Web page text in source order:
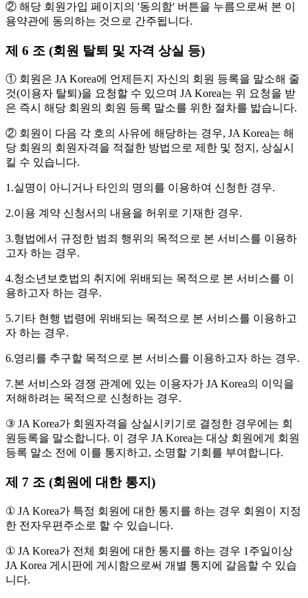
② 해당 회원가입 페이지의 '동의함' 버튼을 누름으로써 본 이
용약관에 동의하는 것으로 간주됩니다.
제 6 조 (회원 탈퇴 및 자격 상실 등)
① 회원은 JA Korea에 언제든지 자신의 회원 등록을 말소해 줄
것(이용자 탈퇴)을 요청할 수 있으며 JA Korea는 위 요청을 받
은 즉시 해당 회원의 회원 등록 말소를 위한 절차를 밟습니다.
② 회원이 다음 각 호의 사유에 해당하는 경우, JA Korea는 해
당 회원의 회원자격을 적절한 방법으로 제한 및 정지, 상실시
킬 수 있습니다.
1.실명이 아니거나 타인의 명의를 이용하여 신청한 경우.
2.이용 계약 신청서의 내용을 허위로 기재한 경우.
3.형법에서 규정한 범죄 행위의 목적으로 본 서비스를 이용하
고자 하는 경우.
4.청소년보호법의 취지에 위배되는 목적으로 본 서비스를 이
용하고자 하는 경우.
5.기타 현행 법령에 위배되는 목적으로 본 서비스를 이용하고
자 하는 경우.
6.영리를 추구할 목적으로 본 서비스를 이용하고자 하는 경우.
7.본 서비스와 경쟁 관계에 있는 이용자가 JA Korea의 이익을
저해하려는 목적으로 신청하는 경우.
③ JA Korea가 회원자격을 상실시키기로 결정한 경우에는 회
원등록을 말소합니다. 이 경우 JA Korea는 대상 회원에게 회원
등록 말소 전에 이를 통지하고, 소명할 기회를 부여합니다.
제 7 조 (회원에 대한 통지)
① JA Korea가 특정 회원에 대한 통지를 하는 경우 회원이 지정
한 전자우편주소로 할 수 있습니다.
① JA Korea가 전체 회원에 대한 통지를 하는 경우 1주일이상
JA Korea 게시판에 게시함으로써 개별 통지에 갈음할 수 있습
니다.